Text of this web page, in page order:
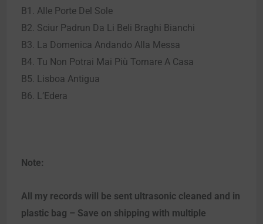
B1. Alle Porte Del Sole
B2. Sciur Padrun Da Li Beli Braghi Bianchi
B3. La Domenica Andando Alla Messa
B4. Tu Non Potrai Mai Più Tornare A Casa
B5. Lisboa Antigua
B6. L’Edera
Note:
All my records will be sent ultrasonic cleaned and in
plastic bag – Save on shipping with multiple